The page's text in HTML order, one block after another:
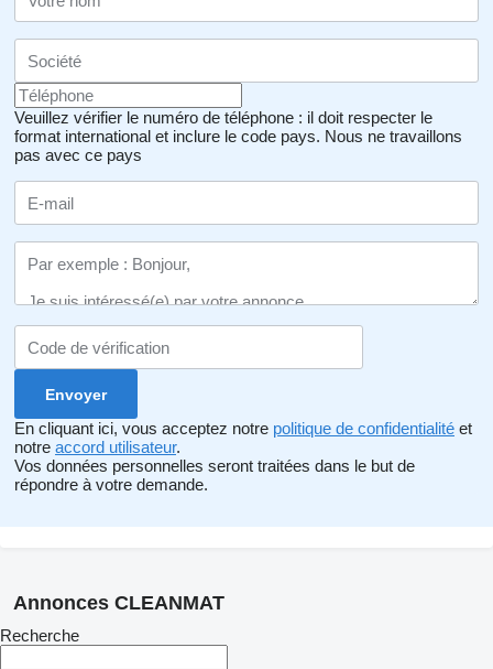
Veuillez vérifier le numéro de téléphone : il doit respecter le
format international et inclure le code pays. Nous ne travaillons
pas avec ce pays
En cliquant ici, vous acceptez notre politique de confidentialité et
notre accord utilisateur.
Vos données personnelles seront traitées dans le but de
répondre à votre demande.
Annonces CLEANMAT
Recherche